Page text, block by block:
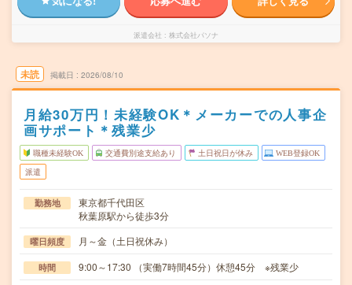
派遣会社 株式会社パソナ
未読 掲載日 2026/08/10
月給30万円！未経験OK＊メーカーでの人事企
画サポート＊残業少
職種未経験OK 交通費別途支給あり 土日祝日が休み WEB登録OK
派遣
勤務地
東京都千代田区
秋葉原駅から徒歩3分
曜日頻度 月～金（土日祝休み）
時間 9:00～17:30 （実働7時間45分）休憩45分 ※残業少